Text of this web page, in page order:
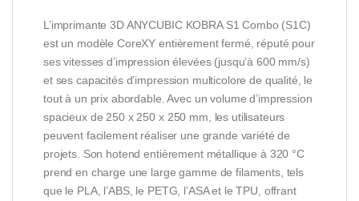
L’imprimante 3D ANYCUBIC KOBRA S1 Combo (S1C)
est un modèle CoreXY entièrement fermé, réputé pour
ses vitesses d’impression élevées (jusqu’à 600 mm/s)
et ses capacités d’impression multicolore de qualité, le
tout à un prix abordable. Avec un volume d’impression
spacieux de 250 x 250 x 250 mm, les utilisateurs
peuvent facilement réaliser une grande variété de
projets. Son hotend entièrement métallique à 320 °C
prend en charge une large gamme de filaments, tels
que le PLA, l’ABS, le PETG, l’ASA et le TPU, offrant